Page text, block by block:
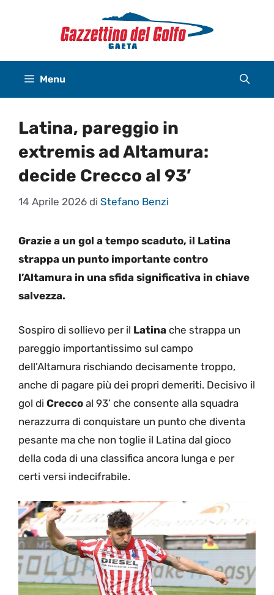
Menu
Latina, pareggio in
extremis ad Altamura:
decide Crecco al 93’
14 Aprile 2026 di Stefano Benzi
Grazie a un gol a tempo scaduto, il Latina
strappa un punto importante contro
l’Altamura in una sfida significativa in chiave
salvezza.
Sospiro di sollievo per il Latina che strappa un
pareggio importantissimo sul campo
dell’Altamura rischiando decisamente troppo,
anche di pagare più dei propri demeriti. Decisivo il
gol di Crecco al 93’ che consente alla squadra
nerazzurra di conquistare un punto che diventa
pesante ma che non toglie il Latina dal gioco
della coda di una classifica ancora lunga e per
certi versi indecifrabile.